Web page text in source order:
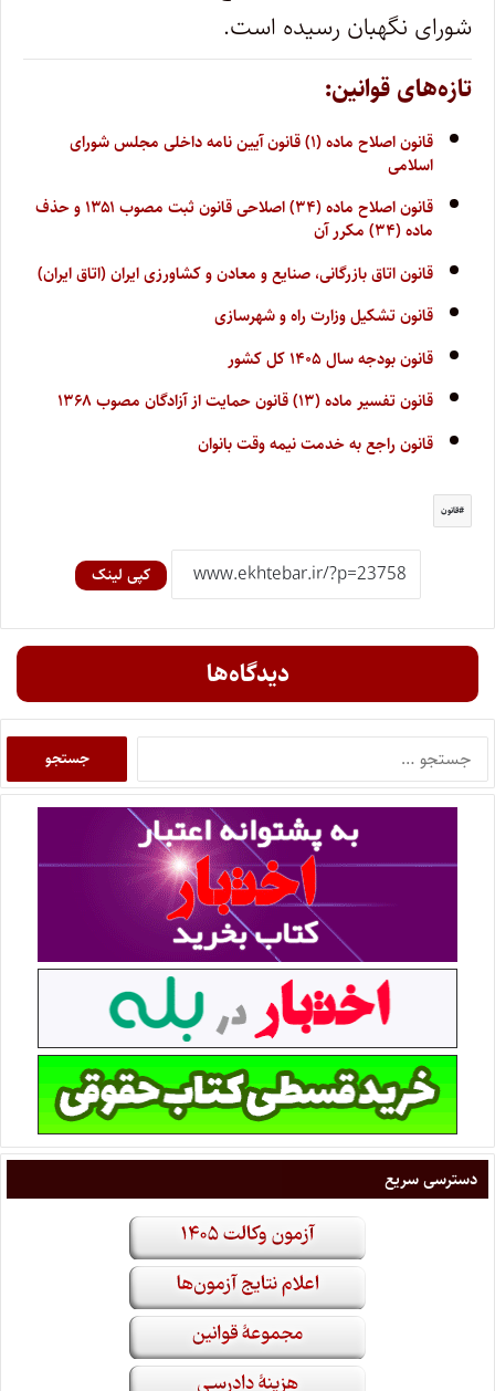
شورای نگهبان رسیده است.
تازه‌های قوانین:
قانون اصلاح ماده (۱) قانون آیین نامه داخلی مجلس شورای
اسلامی
قانون اصلاح ماده (۳۴) اصلاحی قانون ثبت مصوب ۱۳۵۱ و حذف
ماده (۳۴) مکرر آن
قانون اتاق بازرگانی، صنایع و معادن و کشاورزی ایران (اتاق ایران)
قانون تشکیل وزارت راه و شهرسازی
قانون بودجه سال ۱۴۰۵ کل کشور
قانون تفسیر ماده (۱۳) قانون حمایت از آزادگان مصوب ۱۳۶۸
قانون راجع به خدمت نیمه وقت بانوان
قانون
کپی لینک
دیدگاه‌ها
دسترسی سریع